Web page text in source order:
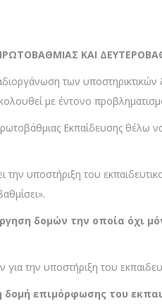
ΚΑΙ
των
με έντονο
Εκπαίδευσης
υποστήριξη του
δομών την οποία όχι
την υποστήριξη του
επιμόρφωσης του